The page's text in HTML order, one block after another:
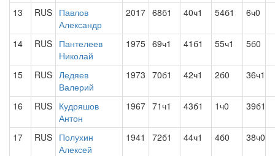
13 RUS Павлов
Александр
2017 68б1 40ч1 54б1 6ч0
14 RUS Пантелеев
Николай
1975 69ч1 41б1 55ч1 5б0
15 RUS Ледяев
Валерий
1973 70б1 42ч1 2б0 36ч1
16 RUS Кудряшов
Антон
1967 71ч1 43б1 1ч0 39б1
17 RUS Полухин
Алексей
1941 72б1 44ч1 4б0 38ч0